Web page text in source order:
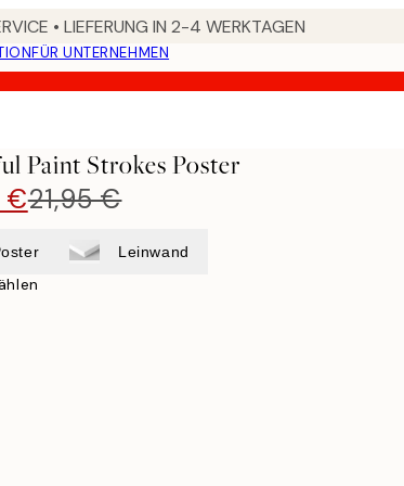
• LIEFERUNG IN 2-4 WERKTAGEN
FÜR UNTERNEHMEN
Paint Strokes Poster
€21,95 €
Leinwand